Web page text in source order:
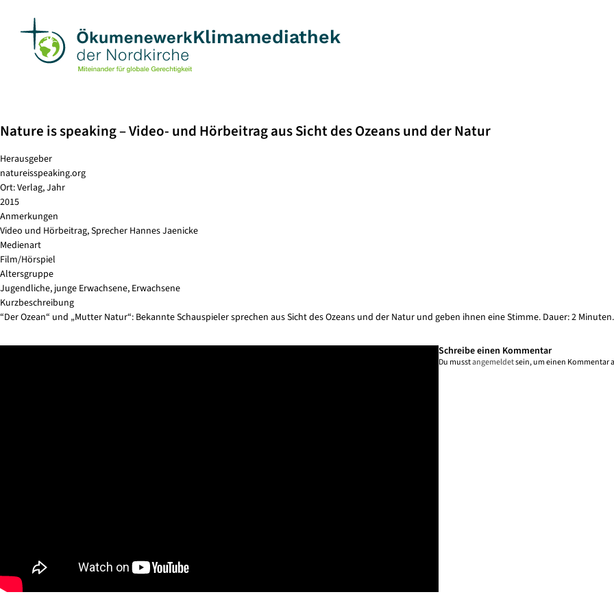
content
Klimamediathek
Nature is speaking – Video- und Hörbeitrag aus Sicht des Ozeans und der Natur
Herausgeber
natureisspeaking.org
Ort: Verlag, Jahr
2015
Anmerkungen
Video und Hörbeitrag, Sprecher Hannes Jaenicke
Medienart
Film/Hörspiel
Altersgruppe
Jugendliche, junge Erwachsene, Erwachsene
Kurzbeschreibung
“Der Ozean“ und „Mutter Natur“: Bekannte Schauspieler sprechen aus Sicht des Ozeans und der Natur und geben ihnen eine Stimme. Dauer: 2 Minuten.
Schreibe einen Kommentar
Du musstangemeldetsein, um einen Kommentar